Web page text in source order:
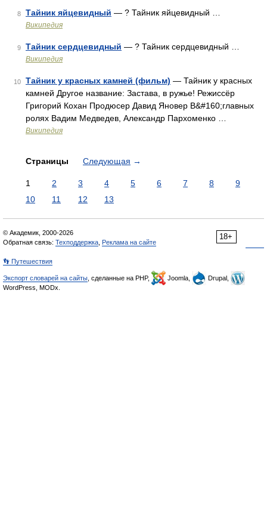
8 Тайник яйцевидный — ? Тайник яйцевидный …
Википедия
9 Тайник сердцевидный — ? Тайник сердцевидный …
Википедия
10 Тайник у красных камней (фильм) — Тайник у красных
камней Другое название: Застава, в ружье! Режиссёр
Григорий Кохан Продюсер Давид Яновер В&#160;главных
ролях Вадим Медведев, Александр Пархоменко …
Википедия
Страницы Следующая →
1 2 3 4 5 6 7 8
9
10
11 12 13
18+
© Академик, 2000-2026
Обратная связь: Техподдержка Реклама на сайте
👣 Путешествия
Экспорт словарей на сайты , сделанные на PHP, Joomla,
Drupal,
WordPress, MODx.